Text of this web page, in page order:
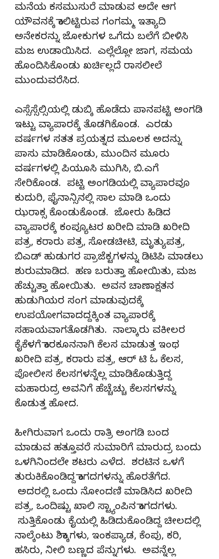
ಮನೆಯ ಕಸಮುಸುರೆ ಮಾಡುವ ಅದೇ ಆಗ
ಯೌವನಕ್ಕೆ ಕಾಲಿಟ್ಟಿರುವ ಗಂಗಮ್ಮ ಇತ್ಯಾದಿ
ಅನೇಕರನ್ನು ಜೋಕುಗಳ ಒಗೆದು ಬಲೆಗೆ ಬೀಳಿಸಿ
ಮಜ ಉಡಾಯಿಸಿದ. ಎಲ್ಲೆಲ್ಲೋ ಜಾಗ, ಸಮಯ
ಹೊಂದಿಸಿಕೊಂಡು ಖರ್ಚಿಲ್ಲದೆ ರಾಸಲೀಲೆ
ಮುಂದುವರೆಸಿದ.
ಎಸ್ಸೆಸ್ಸೆಲ್ಸಿಯಲ್ಲಿ ಡುಬ್ಕಿ ಹೊಡೆದು ಪಾನಪಟ್ಟಿ ಅಂಗಡಿ
ಇಟ್ಟು ವ್ಯಾಪಾರಕ್ಕೆ ತೊಡಗಿಕೊಂಡ. ಎರಡು
ವರ್ಷಗಳ ಸತತ ಪ್ರಯತ್ನದ ಮೂಲಕ ಅದನ್ನು
ಪಾಸು ಮಾಡಿಕೊಂಡು, ಮುಂದಿನ ಮೂರು
ವರ್ಷಗಳಲ್ಲಿ ಪಿಯೂಸಿ ಮುಗಿಸಿ, ಬಿ.ಎಗೆ
ಸೇರಿಕೊಂಡ. ಪಟ್ಟಿ ಅಂಗಡಿಯಲ್ಲಿ ವ್ಯಾಪಾರವೂ
ಕುದುರಿ, ಫೈನಾನ್ಸಿನಲ್ಲಿ ಸಾಲ ಮಾಡಿ ಒಂದು
ಝರಾಕ್ಸ ಕೊಂಡುಕೊಂಡ. ಜೋರು ಹಿಡಿದ
ವ್ಯಾಪಾರಕ್ಕೆ ಕಂಪ್ಯೂಟರ ಖರೀದಿ ಮಾಡಿ ಖರೀದಿ
ಪತ್ರ, ಕರಾರು ಪತ್ರ, ಸೋಡಚೀಟಿ, ಮೃತ್ಯುಪತ್ರ,
ಬಿಎಡ್ ಹುಡುಗರ ಪ್ರಾಜೆಕ್ಟಗಳನ್ನು ಡಿಟಿಪಿ ಮಾಡಲು
ಶುರುಮಾಡಿದ. ಹಣ ಬರುತ್ತಾ ಹೋಯಿತು, ಮಜ
ಹೆಚ್ಚುತ್ತಾ ಹೋಯಿತು. ಅವನ ಚಾಣಾಕ್ಷತನ
ಹುಡುಗಿಯರ ಸಂಗ ಮಾಡುವುದಕ್ಕೆ
ಉಪಯೋಗವಾದದ್ದಕ್ಕಿಂತ ವ್ಯಾಪಾರಕ್ಕೆ
ಸಹಾಯವಾಗತೊಡಗಿತು. ನಾಲ್ಕಾರು ವಕೀಲರ
ಕೈಕೆಳಗೆ ಕಾರಕೂನನಾಗಿ ಕೆಲಸ ಮಾಡುತ್ತ ಇಂಥ
ಖರೀದಿ ಪತ್ರ, ಕರಾರು ಪತ್ರ, ಆರ್ ಟಿ ಓ ಕೆಲಸ,
ಪೋಲೀಸ ಕೆಲಸಗಳನ್ನೆಲ್ಲ ಮಾಡಿಕೊಡುತ್ತಿದ್ದ
ಮಹಾರುದ್ರ ಅವನಿಗೆ ಹೆಚ್ಚೆಚ್ಚು ಕೆಲಸಗಳನ್ನು
ಕೊಡುತ್ತ ಹೋದ.
ಹೀಗಿರುವಾಗ ಒಂದು ರಾತ್ರಿ ಅಂಗಡಿ ಬಂದ
ಮಾಡುವ ಹತ್ತೂವರೆ ಸುಮಾರಿಗೆ ಮಾರುದ್ರ ಬಂದು
ಒಳಗಿನಿಂದಲೇ ಶಟರು ಎಳೆದ. ಶರಟಿನ ಒಳಗೆ
ತುರುಕಿಕೊಂಡಿದ್ದ ಕಾಗದಗಳನ್ನು ಹೊರತೆಗೆದ.
ಅದರಲ್ಲಿ ಒಂದು ನೋಂದಣಿ ಮಾಡಿಸಿದ ಖರೀದಿ
ಪತ್ರ, ಒಂದಿಷ್ಟು ಖಾಲಿ ಸ್ಟ್ಯಾಂಪಿನ ಕಾಗದಗಳು.
ಸುತ್ತಿಕೊಂಡು ಕೈಯಲ್ಲಿ ಹಿಡಿದುಕೊಂಡಿದ್ದ ಚೀಲದಲ್ಲಿ
ನಾಲ್ಕೆಂಟು ಶಿಕ್ಕಾಗಳು, ಇಂಕಪ್ಯಾಡ, ಕೆಂಪು, ಕರಿ,
ಹಸಿರು, ನೀಲಿ ಬಣ್ಣದ ಪೆನ್ನುಗಳು. ಅವನ್ನೆಲ್ಲ